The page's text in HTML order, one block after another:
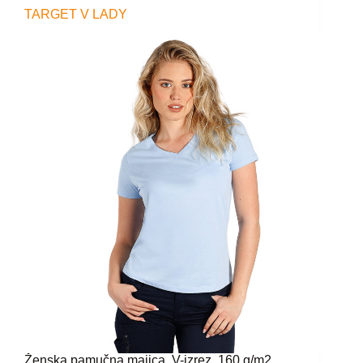
TARGET V LADY
Ženska pamučna majica, V-izrez, 160 g/m2